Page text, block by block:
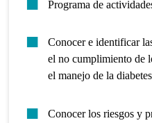
Programa de
Conocer e identificar
el no cumplimiento de
el manejo de la
Conocer los riesgos y